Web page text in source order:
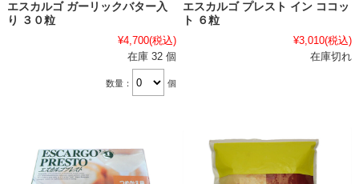
エスカルゴ ガーリックバター入
り ３０粒
¥4,700(税込)
在庫 32 個
数量： 個
エスカルゴ プレスト イン ココッ
ト ６粒
¥3,010(税込)
在庫切れ